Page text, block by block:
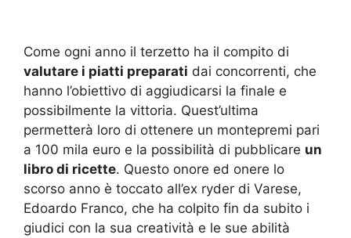
Come ogni anno il terzetto ha il compito di
valutare i piatti preparati dai concorrenti, che
hanno l’obiettivo di aggiudicarsi la finale e
possibilmente la vittoria. Quest’ultima
permetterà loro di ottenere un montepremi pari
a 100 mila euro e la possibilità di pubblicare un
libro di ricette. Questo onore ed onere lo
scorso anno è toccato all’ex ryder di Varese,
Edoardo Franco, che ha colpito fin da subito i
giudici con la sua creatività e le sue abilità